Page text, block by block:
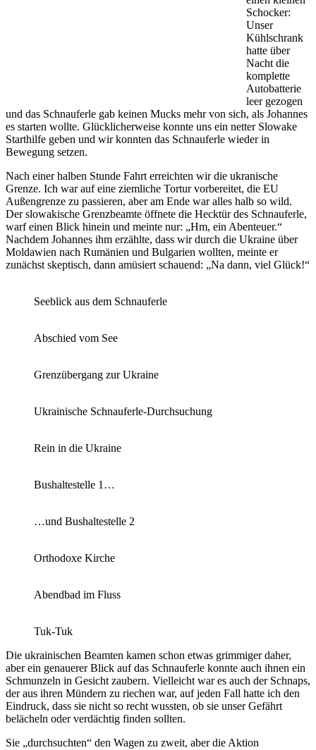
Schocker:
Unser
Kühlschrank
hatte über
Nacht die
komplette
Autobatterie
leer gezogen
und das Schnauferle gab keinen Mucks mehr von sich, als Johannes
es starten wollte. Glücklicherweise konnte uns ein netter Slowake
Starthilfe geben und wir konnten das Schnauferle wieder in
Bewegung setzen.
Nach einer halben Stunde Fahrt erreichten wir die ukranische
Grenze. Ich war auf eine ziemliche Tortur vorbereitet, die EU
Außengrenze zu passieren, aber am Ende war alles halb so wild.
Der slowakische Grenzbeamte öffnete die Hecktür des Schnauferle,
warf einen Blick hinein und meinte nur: „Hm, ein Abenteuer.“
Nachdem Johannes ihm erzählte, dass wir durch die Ukraine über
Moldawien nach Rumänien und Bulgarien wollten, meinte er
zunächst skeptisch, dann amüsiert schauend: „Na dann, viel Glück!“
Seeblick aus dem Schnauferle
Abschied vom See
Grenzübergang zur Ukraine
Ukrainische Schnauferle-Durchsuchung
Rein in die Ukraine
Bushaltestelle 1…
…und Bushaltestelle 2
Orthodoxe Kirche
Abendbad im Fluss
Tuk-Tuk
Die ukrainischen Beamten kamen schon etwas grimmiger daher,
aber ein genauerer Blick auf das Schnauferle konnte auch ihnen ein
Schmunzeln in Gesicht zaubern. Vielleicht war es auch der Schnaps,
der aus ihren Mündern zu riechen war, auf jeden Fall hatte ich den
Eindruck, dass sie nicht so recht wussten, ob sie unser Gefährt
belächeln oder verdächtig finden sollten.
Sie „durchsuchten“ den Wagen zu zweit, aber die Aktion